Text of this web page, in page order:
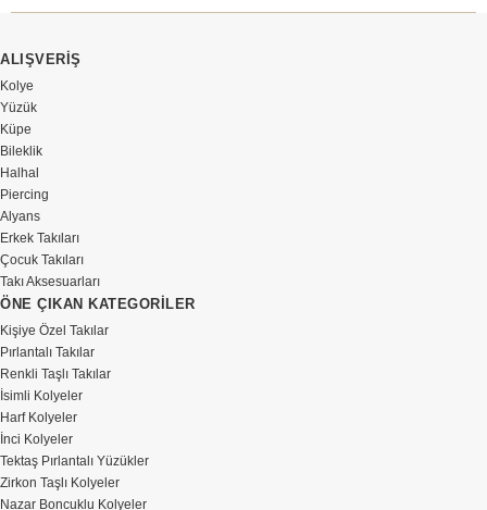
ALIŞVERİŞ
Kolye
Yüzük
Küpe
Bileklik
Halhal
Piercing
Alyans
Erkek Takıları
Çocuk Takıları
Takı Aksesuarları
ÖNE ÇIKAN KATEGORİLER
Kişiye Özel Takılar
Pırlantalı Takılar
Renkli Taşlı Takılar
İsimli Kolyeler
Harf Kolyeler
İnci Kolyeler
Tektaş Pırlantalı Yüzükler
Zirkon Taşlı Kolyeler
Nazar Boncuklu Kolyeler